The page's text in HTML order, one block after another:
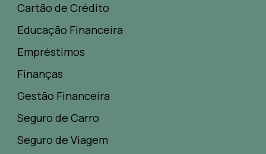
Cartão de Crédito
Educação Financeira
Empréstimos
Finanças
Gestão Financeira
Seguro de Carro
Seguro de Viagem